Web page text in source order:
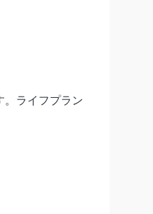
ライフプラン